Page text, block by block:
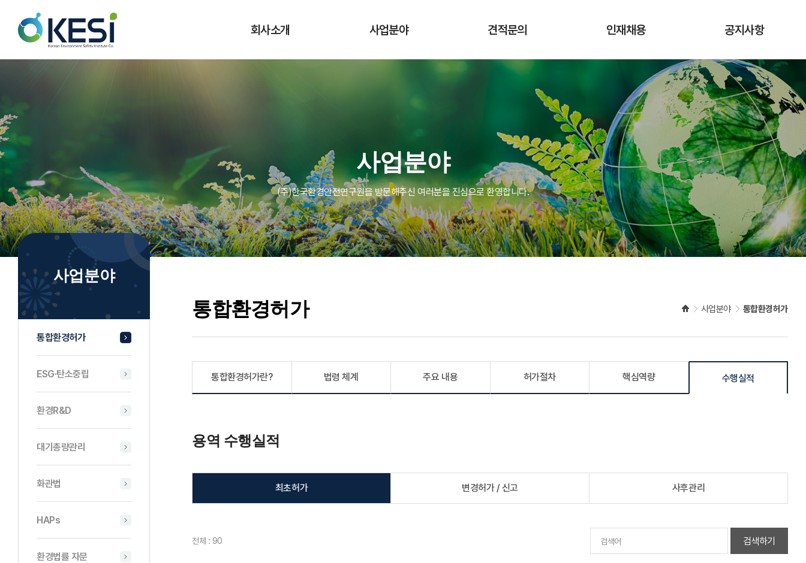
회사소개
찾아오시는 길
사업분야
ESG·탄소중립
대기총량관리
화관법
HAPs
환경법률 자문
견적문의 인재채용
채용공고
입사지원
공지사항
공지사항
자료실
사업분야
(주)한국환경안전연구원을 방문해주신 여러분을 진심으로 환영합니다.
사업분야
통합환경허가
ESG·탄소중립
환경R&D
대기총량관리
화관법
HAPs
환경법률 자문
통합환경허가 사업분야 통합환경허가
통합환경허가란? 법령 체계 주요 내용 허가절차 핵심역량 수행실적
용역 수행실적
최초허가 변경허가 / 신고 사후관리
전체 : 90 검색하기